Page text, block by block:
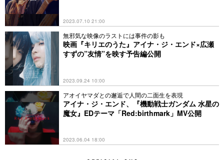
2023.07.10 21:00
無邪気な映像のラストには事件の影も
映画『キリエのうた』アイナ・ジ・エンド×広瀬
すずの”友情”を映す予告編公開
2023.09.24 10:00
アオイヤマダとの邂逅で人間の二面生を表現
アイナ・ジ・エンド、『機動戦士ガンダム 水星の
魔女』EDテーマ「Red:birthmark」MV公開
2023.06.04 18:00